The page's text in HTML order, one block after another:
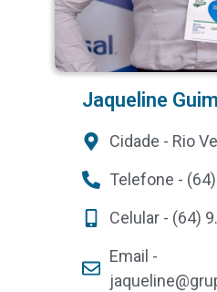
Jaqueline
Cidade - Rio
Telefone -
Celular - (64)
Email -